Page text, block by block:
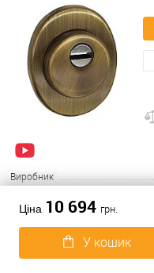
Ціна 10 694 грн.
У кошик
Виробник
Країна виробник
Модель броненакладки
Форма броненакладки